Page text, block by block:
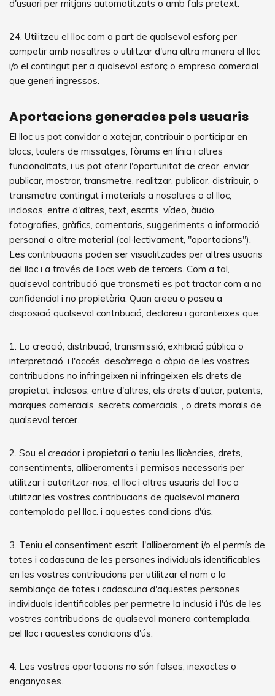
d'usuari per mitjans automatitzats o amb fals pretext.
24. Utilitzeu el lloc com a part de qualsevol esforç per
competir amb nosaltres o utilitzar d'una altra manera el lloc
i/o el contingut per a qualsevol esforç o empresa comercial
que generi ingressos.
Aportacions generades pels usuaris
El lloc us pot convidar a xatejar, contribuir o participar en
blocs, taulers de missatges, fòrums en línia i altres
funcionalitats, i us pot oferir l'oportunitat de crear, enviar,
publicar, mostrar, transmetre, realitzar, publicar, distribuir, o
transmetre contingut i materials a nosaltres o al lloc,
inclosos, entre d'altres, text, escrits, vídeo, àudio,
fotografies, gràfics, comentaris, suggeriments o informació
personal o altre material (col·lectivament, "aportacions").
Les contribucions poden ser visualitzades per altres usuaris
del lloc i a través de llocs web de tercers. Com a tal,
qualsevol contribució que transmeti es pot tractar com a no
confidencial i no propietària. Quan creeu o poseu a
disposició qualsevol contribució, declareu i garanteixes que:
1. La creació, distribució, transmissió, exhibició pública o
interpretació, i l'accés, descàrrega o còpia de les vostres
contribucions no infringeixen ni infringeixen els drets de
propietat, inclosos, entre d'altres, els drets d'autor, patents,
marques comercials, secrets comercials. , o drets morals de
qualsevol tercer.
2. Sou el creador i propietari o teniu les llicències, drets,
consentiments, alliberaments i permisos necessaris per
utilitzar i autoritzar-nos, el lloc i altres usuaris del lloc a
utilitzar les vostres contribucions de qualsevol manera
contemplada pel lloc. i aquestes condicions d'ús.
3. Teniu el consentiment escrit, l'alliberament i/o el permís de
totes i cadascuna de les persones individuals identificables
en les vostres contribucions per utilitzar el nom o la
semblança de totes i cadascuna d'aquestes persones
individuals identificables per permetre la inclusió i l'ús de les
vostres contribucions de qualsevol manera contemplada.
pel lloc i aquestes condicions d'ús.
4. Les vostres aportacions no són falses, inexactes o
enganyoses.